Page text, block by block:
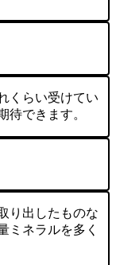
くらい受けてい
できます。
り出したものな
ミネラルを多く